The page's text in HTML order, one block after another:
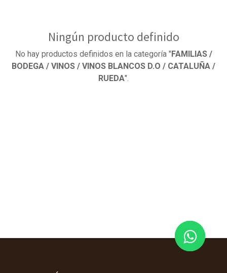
Ningún producto definido
No hay productos definidos en la categoría " FAMILIAS /
BODEGA / VINOS / VINOS BLANCOS D.O / CATALUÑA /
RUEDA".